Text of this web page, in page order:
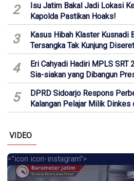
2
Isu Jatim Bakal Jadi Lokasi
Kapolda Pastikan Hoaks!
3
Kasus Hibah Klaster Kusnadi
Tersangka Tak Kunjung
4
Eri Cahyadi Hadiri MPLS SRT
Sia-siakan yang Dibangun
5
DPRD Sidoarjo Respons
Kalangan Pelajar Milik Dinkes
VIDEO
="icon icon-instagram">